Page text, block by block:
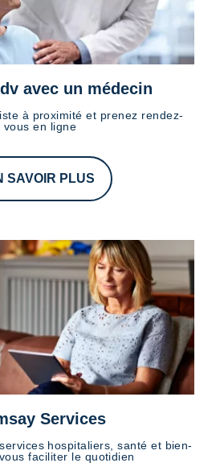
avec un médecin
à proximité et prenez rendez-
vous en ligne
SAVOIR PLUS
Services
hospitaliers, santé et bien-
faciliter le quotidien